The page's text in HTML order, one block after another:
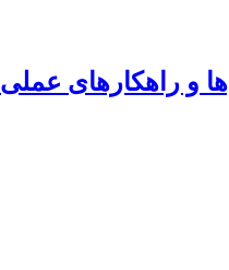
و راهکارهای عملی